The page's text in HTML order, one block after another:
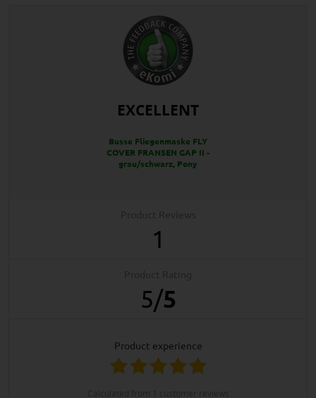
EXCELLENT
Busse Fliegenmaske FLY
COVER FRANSEN GAP II -
grau/schwarz, Pony
1
5/5
product experience